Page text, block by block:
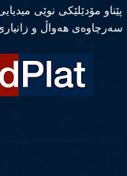
پێناو مۆدێلێكی نوێی
سەرچاوەی هەواڵ و